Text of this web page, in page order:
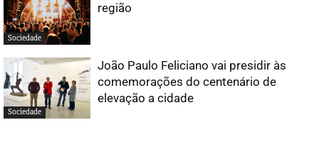
Sociedade
região
Sociedade
João Paulo Feliciano vai presidir às
comemorações do centenário de
elevação a cidade